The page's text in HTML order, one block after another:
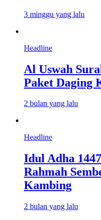
3 minggu yang lalu
Headline
Al Uswah
Paket Daging
2 bulan yang lalu
Headline
Idul Adha
Rahmah
Kambing
2 bulan yang lalu